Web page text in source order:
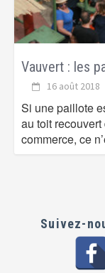
Vauvert : les
16 août 2018
Si une paillote
au toit
commerce, ce
Suivez-